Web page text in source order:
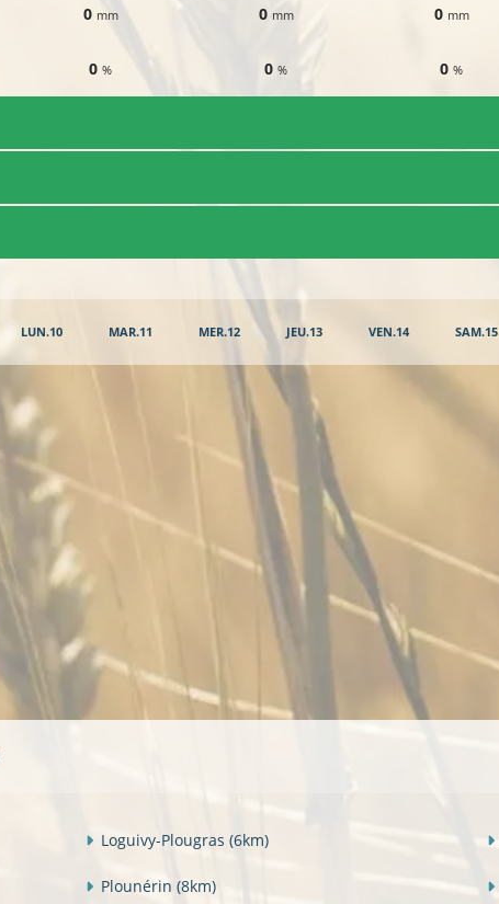
0 mm
0%
0 mm
0%
0 mm
0%
LUN.10 MAR.11 MER.12 JEU.13 VEN.14 SAM.15
Loguivy-Plougras (6km)
Plounérin (8km)